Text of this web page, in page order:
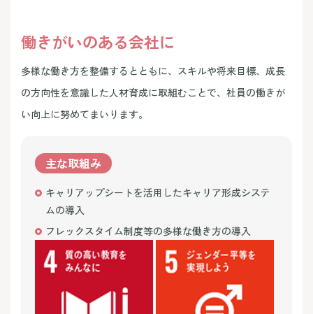
働きがいのある会社に
多様な働き方を整備するとともに、スキルや将来目標、成長
の方向性を意識した人材育成に取組むことで、社員の働きが
い向上に努めてまいります。
主な取組み
キャリアップシートを活用したキャリア形成システ
ムの導入
フレックスタイム制度等の多様な働き方の導入